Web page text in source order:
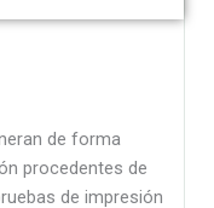
de forma
procedentes de
de impresión